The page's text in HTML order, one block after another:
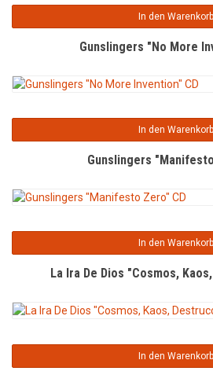
In den Warenkorb
Gunslingers "No More
In den Warenkorb
Gunslingers
In den Warenkorb
La Ira De Dios "Cosmos,
In den Warenkorb